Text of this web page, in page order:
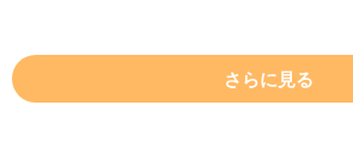
さらに見る